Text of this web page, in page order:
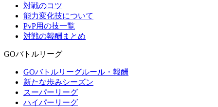
対戦のコツ
能力変化技について
PvP用の技一覧
対戦の報酬まとめ
GOバトルリーグ
GOバトルリーグルール・報酬
新たな歩みシーズン
スーパーリーグ
ハイパーリーグ